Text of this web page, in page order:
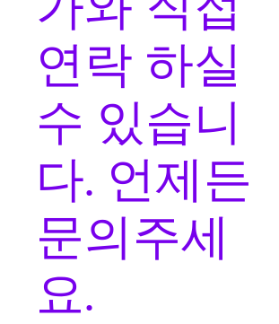
연락 하실
수 있습니
다. 언제든
문의주세
요.